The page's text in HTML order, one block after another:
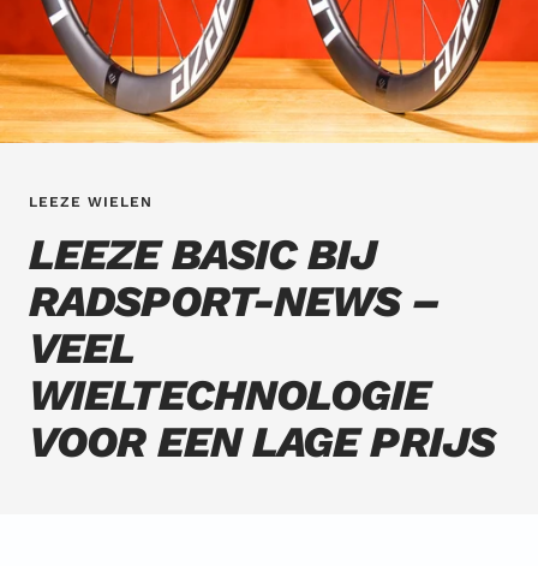
LEEZE WIELEN
LEEZE BASIC BIJ
RADSPORT-NEWS –
VEEL
WIELTECHNOLOGIE
VOOR EEN LAGE PRIJS